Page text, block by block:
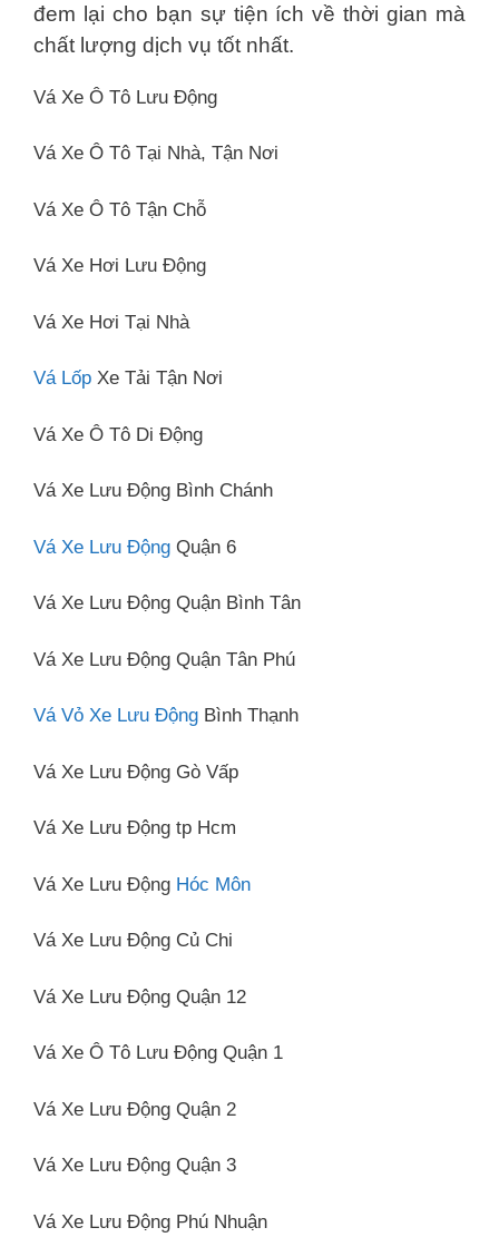
đem lại cho bạn sự tiện ích về thời gian mà
chất lượng dịch vụ tốt nhất.
Vá Xe Ô Tô Lưu Động
Vá Xe Ô Tô Tại Nhà, Tận Nơi
Vá Xe Ô Tô Tận Chỗ
Vá Xe Hơi Lưu Động
Vá Xe Hơi Tại Nhà
Vá Lốp Xe Tải Tận Nơi
Vá Xe Ô Tô Di Động
Vá Xe Lưu Động Bình Chánh
Vá Xe Lưu Động Quận 6
Vá Xe Lưu Động Quận Bình Tân
Vá Xe Lưu Động Quận Tân Phú
Vá Vỏ Xe Lưu Động Bình Thạnh
Vá Xe Lưu Động Gò Vấp
Vá Xe Lưu Động tp Hcm
Vá Xe Lưu Động Hóc Môn
Vá Xe Lưu Động Củ Chi
Vá Xe Lưu Động Quận 12
Vá Xe Ô Tô Lưu Động Quận 1
Vá Xe Lưu Động Quận 2
Vá Xe Lưu Động Quận 3
Vá Xe Lưu Động Phú Nhuận